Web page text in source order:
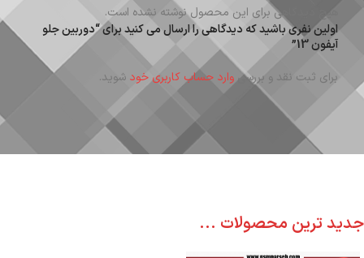
هیچ دیدگاهی برای این محصول نوشته نشده است.
اولین نفری باشید که دیدگاهی را ارسال می کنید برای “دوربین جلو
آیفون 13”
برای ثبت نقد و بررسیوارد حساب کاربری خود شوید.
جدید ترین محصولات ...